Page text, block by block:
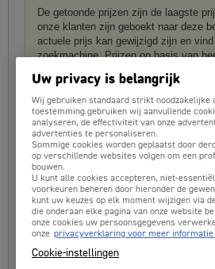
De getoonde prijzen zijn de laagste
onze klanten zijn geboekt naar deze
actuele prijs kan gewijzigd zijn en
zoekmachine. Prijzen op basis van
pers.). Gratis betalen met Bancontact,
American Express of Paypal.
Goedkope vluchten naar
Ben je op zoek naar goedkope
naar Wenen (VIE) in Oostenrijk
zoekopdracht bovenaan deze
goedkoopste vluchten voor je van alle
luchtvaartmaatschappijen op jouw
Uw privacy is belangrijk
Wij gebruiken standaard strikt noodzakelijke
toestemming gebruiken wij aanvullende
analyseren, de effectiviteit van onze
advertenties te personaliseren.
Sommige cookies worden geplaatst door
op verschillende websites volgen om een
bouwen.
U kunt alle cookies accepteren, niet-
voorkeuren beheren door hieronder de
kunt uw keuzes op elk moment wijzigen via
die onderaan elke pagina van onze website
onze cookies uw persoonsgegevens
onze privacyverklaring voor meer informatie
Cookie-instellingen